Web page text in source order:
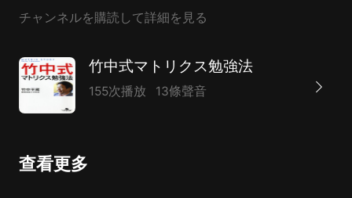
チャンネルを購読して詳細を見る
竹中式マトリクス勉強法
155次播放 13條聲音
查看更多